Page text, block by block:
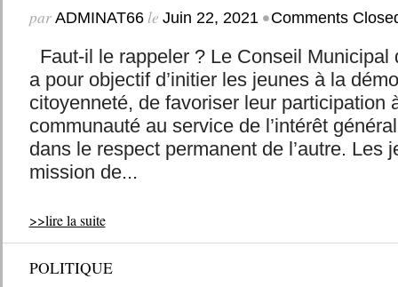
par ADMINAT66le Juin 22, 2021 •Comments
Faut-il le rappeler ? Le Conseil Municipal
a pour objectif d’initier les jeunes à la
citoyenneté, de favoriser leur participation
communauté au service de l’intérêt
dans le respect permanent de l’autre. Les
mission de...
>>lire la suite
POLITIQUE